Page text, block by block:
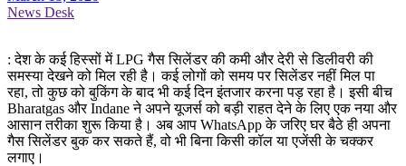
News Desk
: देश के कई हिस्सों में LPG गैस सिलेंडर की कमी और देरी से डिलीवरी की
समस्या देखने को मिल रही है। कई लोगों को समय पर सिलेंडर नहीं मिल पा
रहा, तो कुछ को बुकिंग के बाद भी कई दिन इंतजार करना पड़ रहा है। इसी बीच
Bharatgas और Indane ने अपने यूजर्स को बड़ी राहत देने के लिए एक नया और
आसान तरीका शुरू किया है। अब आप WhatsApp के जरिए घर बैठे ही अपना
गैस सिलेंडर बुक कर सकते हैं, वो भी बिना किसी कॉल या एजेंसी के चक्कर
लगाए।